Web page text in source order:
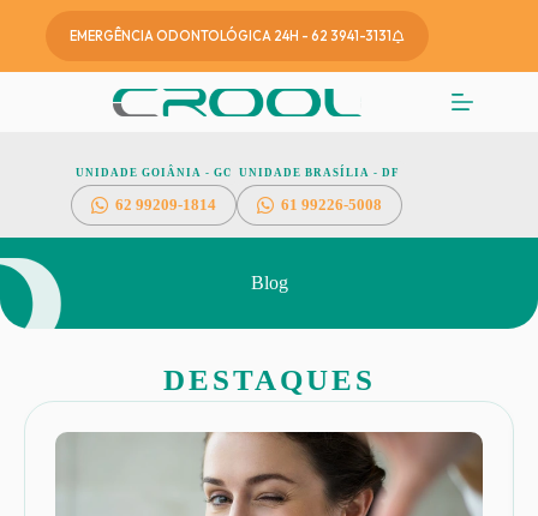
EMERGÊNCIA ODONTOLÓGICA 24H - 62 3941-3131
UNIDADE GOIÂNIA - GO
6299209-1814
UNIDADE BRASÍLIA - DF
61 99226-5008
Blog
DESTAQUES